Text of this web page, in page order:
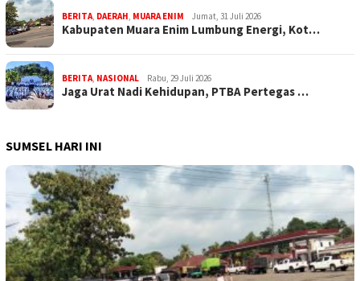
BERITA, DAERAH, MUARA ENIM Jumat, 31 Juli 2026
Kabupaten Muara Enim Lumbung Energi, Kot…
BERITA, NASIONAL Rabu, 29 Juli 2026
Jaga Urat Nadi Kehidupan, PTBA Pertegas …
SUMSEL HARI INI